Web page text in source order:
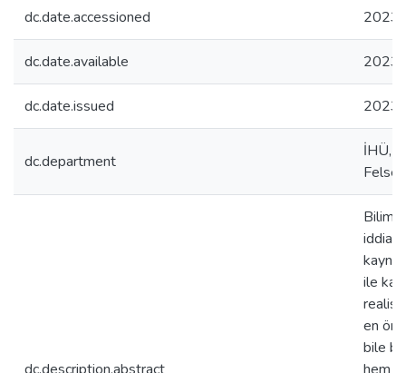
dc.date.accessioned
dc.date.available
dc.date.issued 2023
dc.department
İHÜ,
ile
en
bile